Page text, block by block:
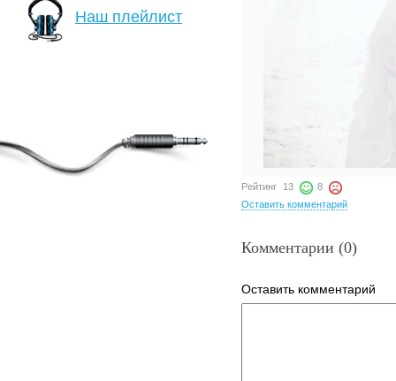
Наш плейлист
Рейтинг 13
8
Оставить комментарий
Комментарии (0)
Оставить комментарий